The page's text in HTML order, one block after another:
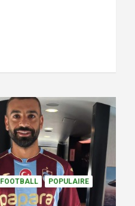
FOOTBALL
POPULAIRE